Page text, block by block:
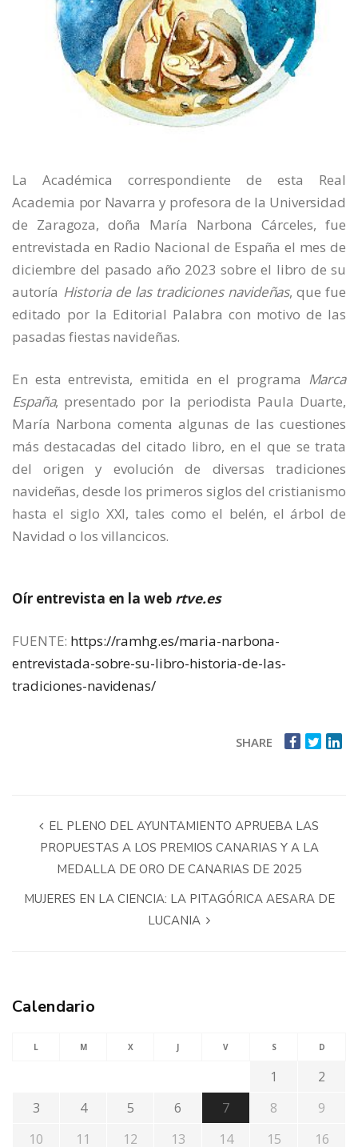
La Académica correspondiente de esta Real
Academia por Navarra y profesora de la Universidad
de Zaragoza, doña María Narbona Cárceles, fue
entrevistada en Radio Nacional de España el mes de
diciembre del pasado año 2023 sobre el libro de su
autoría Historia de las tradiciones navideñas, que fue
editado por la Editorial Palabra con motivo de las
pasadas fiestas navideñas.
En esta entrevista, emitida en el programa Marca
España, presentado por la periodista Paula Duarte,
María Narbona comenta algunas de las cuestiones
más destacadas del citado libro, en el que se trata
del origen y evolución de diversas tradiciones
navideñas, desde los primeros siglos del cristianismo
hasta el siglo XXI, tales como el belén, el árbol de
Navidad o los villancicos.
Oír entrevista en la web rtve.es
FUENTE: https://ramhg.es/maria-narbona-
entrevistada-sobre-su-libro-historia-de-las-
tradiciones-navidenas/
SHARE
EL PLENO DEL AYUNTAMIENTO APRUEBA LAS
PROPUESTAS A LOS PREMIOS CANARIAS Y A LA
MEDALLA DE ORO DE CANARIAS DE 2025
MUJERES EN LA CIENCIA: LA PITAGÓRICA AESARA DE
LUCANIA
Calendario
L M X J V S D
1
2
3
4 5 6 7 8
9
10
11 12 13 14 15 16